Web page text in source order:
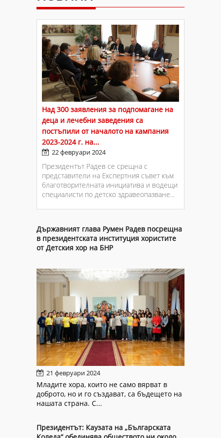
Над 300 заявления за подпомагане на
деца и лечебни заведения са
постъпили от началото на кампания
2023-2024 г. на...
22 февруари 2024
Президентът Радев се срещна с
представители на Експертния съвет към
благотворителната инициатива и водещи
специалисти по детско здравеопазване...
Държавният глава Румен Радев посрещна
в президентската институция хористите
от Детския хор на БНР
21 февруари 2024
Младите хора, които не само вярват в
доброто, но и го създават, са бъдещето на
нашата страна. С...
Президентът: Каузата на „Българската